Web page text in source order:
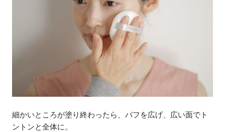
細かいところが塗り終わったら、パフを広げ、広い面でト
ントンと全体に。